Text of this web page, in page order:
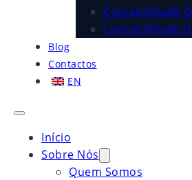
Contabilidade
Contabilidade
Blog
Contactos
EN
Início
Sobre Nós
Quem Somos